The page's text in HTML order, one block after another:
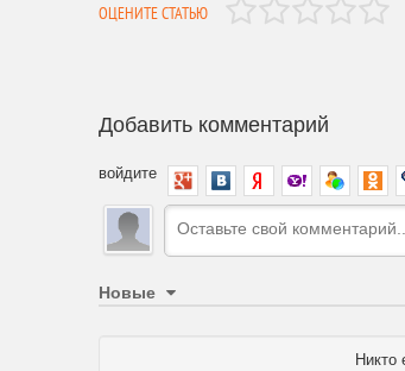
ОЦЕНИТЕ СТАТЬЮ
Добавить комментарий
войдите
Новые
Никто